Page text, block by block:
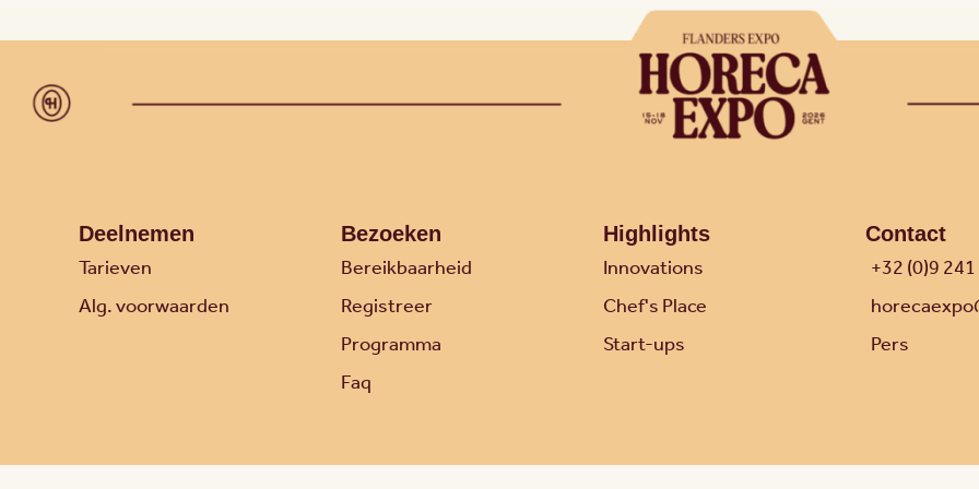
Deelnemen
Tarieven
Alg. voorwaarden
Bezoeken
Bereikbaarheid
Registreer
Programma
Faq
Highlights
Innovations
Chef's Place
Start-ups
Contact
+32 (0)9
Pers